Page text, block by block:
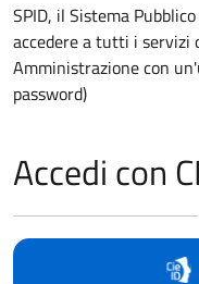
SPID, il Sistema
accedere a tutti i servizi
Amministrazione con
password)
Accedi con